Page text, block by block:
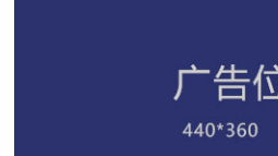
我国陶瓷行业的岩板时代或将到来
我国陶瓷行业的岩板时代或将到来